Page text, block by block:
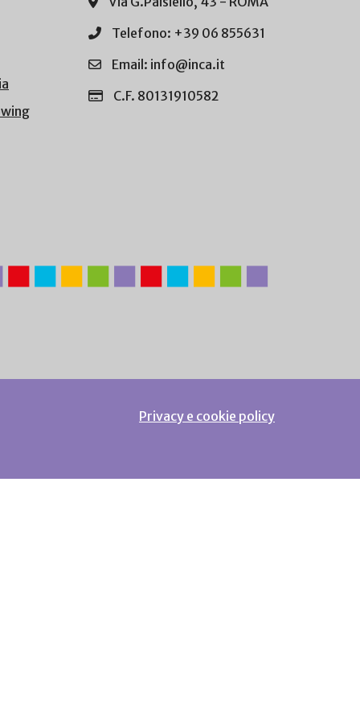
Telefono: +39 06 855631
Email: info@inca.it
C.F. 80131910582
Privacy e cookie policy